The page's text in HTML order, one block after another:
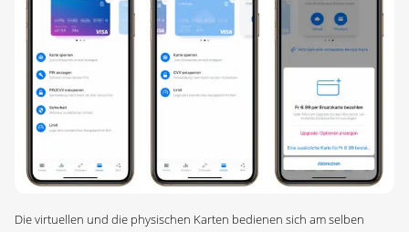
Die virtuellen und die physischen Karten bedienen sich am selben